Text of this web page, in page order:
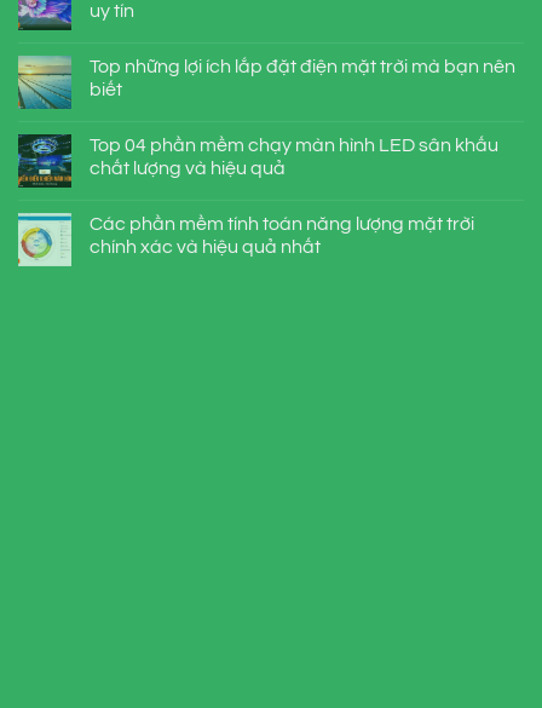
uy tín
Top những lợi ích lắp đặt điện mặt trời mà bạn nên
biết
Top 04 phần mềm chạy màn hình LED sân khấu
chất lượng và hiệu quả
Các phần mềm tính toán năng lượng mặt trời
chính xác và hiệu quả nhất